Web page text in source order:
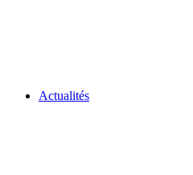
Actualités